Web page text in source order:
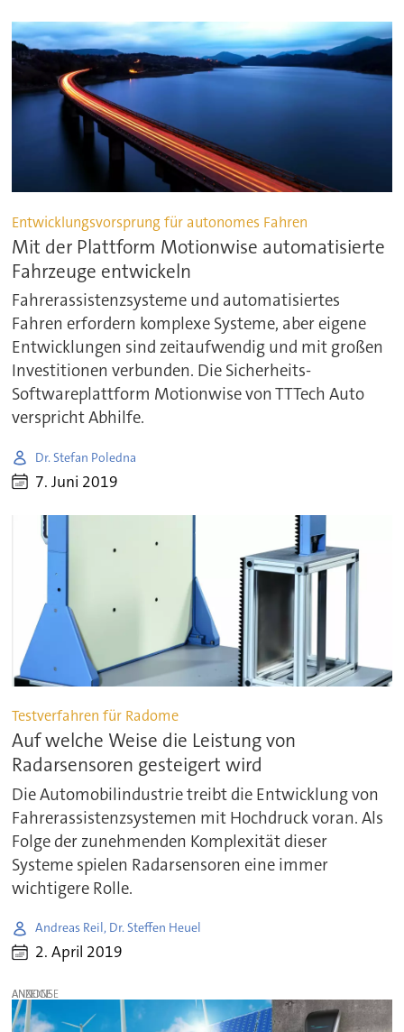
Entwicklungsvorsprung für autonomes Fahren
Mit der Plattform Motionwise automatisierte
Fahrzeuge entwickeln
Fahrerassistenzsysteme und automatisiertes
Fahren erfordern komplexe Systeme, aber eigene
Entwicklungen sind zeitaufwendig und mit großen
Investitionen verbunden. Die Sicherheits-
Softwareplattform Motionwise von TTTech Auto
verspricht Abhilfe.
Dr. Stefan Poledna
7. Juni 2019
Testverfahren für Radome
Auf welche Weise die Leistung von
Radarsensoren gesteigert wird
Die Automobilindustrie treibt die Entwicklung von
Fahrerassistenzsystemen mit Hochdruck voran. Als
Folge der zunehmenden Komplexität dieser
Systeme spielen Radarsensoren eine immer
wichtigere Rolle.
Andreas Reil, Dr. Steffen Heuel
2. April 2019
ANZEIGE